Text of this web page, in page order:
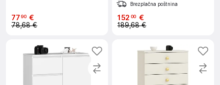
7790 €
78,68 €
Brezplačna poštnina
152 00 €
189,68 €